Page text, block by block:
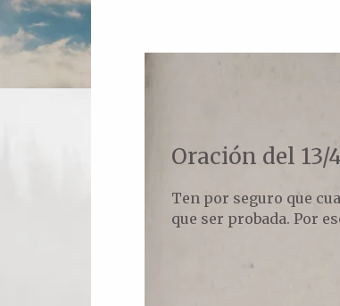
Oración del 13/
Ten por seguro que
que ser probada. Por